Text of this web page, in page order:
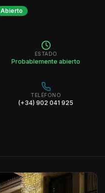
Abierto
ESTADO
Probablemente abierto
TELÉFONO
(+34) 902 041 925